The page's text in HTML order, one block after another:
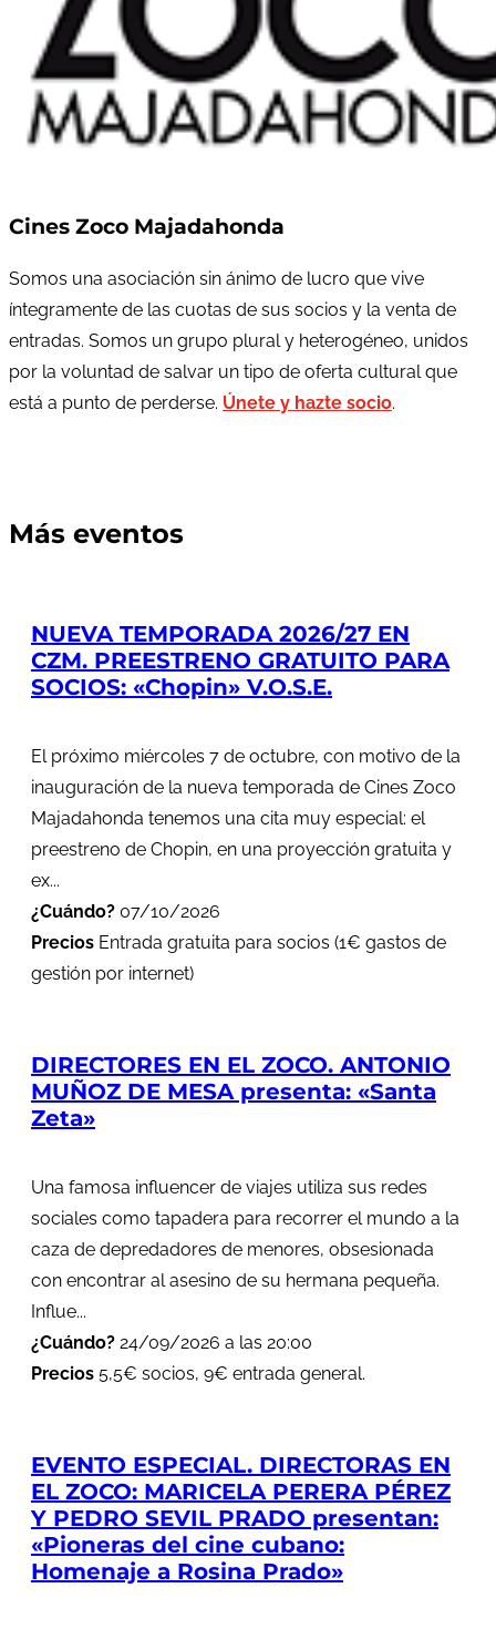
Cines Zoco Majadahonda
Somos una asociación sin ánimo de lucro que vive
íntegramente de las cuotas de sus socios y la venta de
entradas. Somos un grupo plural y heterogéneo, unidos
por la voluntad de salvar un tipo de oferta cultural que
está a punto de perderse. Únete y hazte socio.
Más eventos
NUEVA TEMPORADA 2026/27 EN
CZM. PREESTRENO GRATUITO PARA
SOCIOS: «Chopin» V.O.S.E.
El próximo miércoles 7 de octubre, con motivo de la
inauguración de la nueva temporada de Cines Zoco
Majadahonda tenemos una cita muy especial: el
preestreno de Chopin, en una proyección gratuita y
ex...
¿Cuándo? 07/10/2026
Precios Entrada gratuita para socios (1€ gastos de
gestión por internet)
DIRECTORES EN EL ZOCO. ANTONIO
MUÑOZ DE MESA presenta: «Santa
Zeta»
Una famosa influencer de viajes utiliza sus redes
sociales como tapadera para recorrer el mundo a la
caza de depredadores de menores, obsesionada
con encontrar al asesino de su hermana pequeña.
Influe...
¿Cuándo? 24/09/2026 a las 20:00
Precios 5,5€ socios, 9€ entrada general.
EVENTO ESPECIAL. DIRECTORAS EN
EL ZOCO: MARICELA PERERA PÉREZ
Y PEDRO SEVIL PRADO presentan:
«Pioneras del cine cubano:
Homenaje a Rosina Prado»